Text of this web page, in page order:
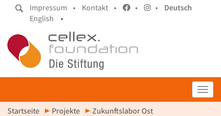
Impressum • Kontakt • • •
Deutsch
English
•
Startseite Projekte Zukunftslabor Ost